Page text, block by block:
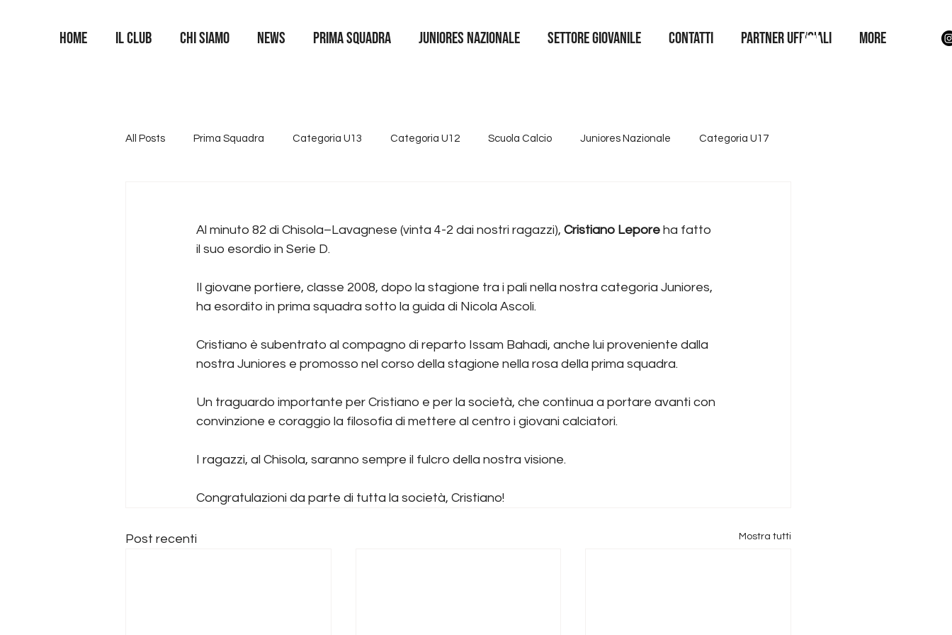
Home Il Club Chi siamo News Prima squadra juniores nazionale SETTORE GIOVANILE Contatti Partner Ufficiali More
All Posts Prima Squadra Categoria U13 Categoria U12 Scuola Calcio Juniores Nazionale Categoria U17
Area Portieri
Al minuto 82 di Chisola–Lavagnese (vinta 4-2 dai nostri ragazzi), Cristiano Lepore ha fatto
il suo esordio in Serie D.
Il giovane portiere, classe 2008, dopo la stagione tra i pali nella nostra categoria Juniores,
ha esordito in prima squadra sotto la guida di Nicola Ascoli.
Cristiano è subentrato al compagno di reparto Issam Bahadi, anche lui proveniente dalla
nostra Juniores e promosso nel corso della stagione nella rosa della prima squadra.
Un traguardo importante per Cristiano e per la società, che continua a portare avanti con
convinzione e coraggio la filosofia di mettere al centro i giovani calciatori.
I ragazzi, al Chisola, saranno sempre il fulcro della nostra visione.
Congratulazioni da parte di tutta la società, Cristiano!
Post recenti Mostra tutti